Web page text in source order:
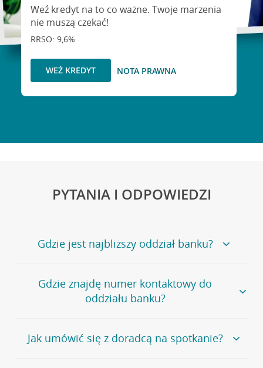
Weź kredyt na to co ważne. Twoje marzenia
nie muszą czekać!
RRSO: 9,6%
WEŹ KREDYT NOTA PRAWNA
PYTANIA I ODPOWIEDZI
Gdzie jest najbliższy oddział banku?
Jeśli szukasz oddziału naszego banku, zapraszamy na
stronęPlacówki i bankomaty, na której znajduje się
wygodna wyszukiwarka.
oddziałów
Gdzie znajdę numer kontaktowy do
oddziału banku?
Bank Credit Agricole nie udostępnia ogólnego numeru
telefonu do placówki bankowej.
Jak umówić się z doradcą na spotkanie?